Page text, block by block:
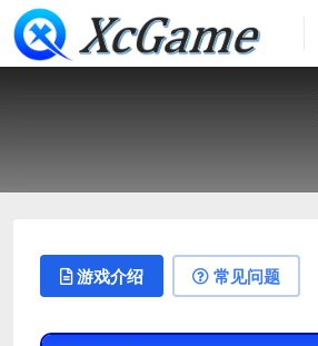
游戏介绍 常见问题